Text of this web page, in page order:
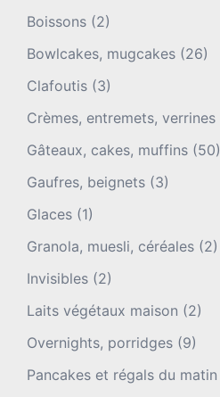
Boissons (2)
Bowlcakes, mugcakes (26)
Clafoutis (3)
Crèmes, entremets, verrines
Gâteaux, cakes, muffins (50)
Gaufres, beignets (3)
Glaces (1)
Granola, muesli, céréales (2)
Invisibles (2)
Laits végétaux maison (2)
Overnights, porridges (9)
Pancakes et régals du matin